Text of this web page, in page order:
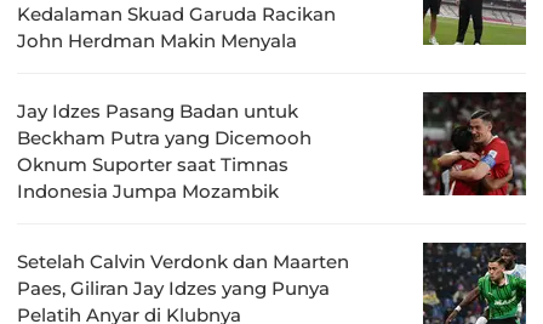
Kedalaman Skuad Garuda Racikan
John Herdman Makin Menyala
Jay Idzes Pasang Badan untuk
Beckham Putra yang Dicemooh
Oknum Suporter saat Timnas
Indonesia Jumpa Mozambik
Setelah Calvin Verdonk dan Maarten
Paes, Giliran Jay Idzes yang Punya
Pelatih Anyar di Klubnya